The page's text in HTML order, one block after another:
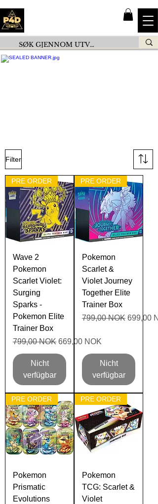
Filter
PRE ORDER
Wave 2
Pokemon
Scarlet Violet:
Surging
Sparks -
Pokemon Elite
Trainer Box
Standardpreis
799,00 NOK Sale-Preis
669,00 NOK
Nicht
verfügbar
PRE ORDER
Pokemon
Scarlet &
Violet Journey
Together Elite
Trainer Box
Standardpreis
799,00 NOK Sale-
699,00
Nicht
verfügbar
PRE ORDER
Pokemon
Prismatic
Evolutions
PRE ORDER
Pokemon
TCG: Scarlet &
Violet